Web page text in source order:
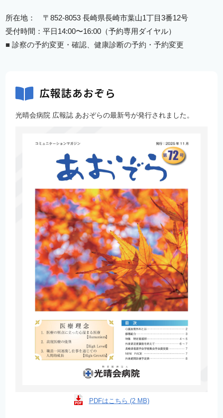
所在地： 〒852-8053 長崎県長崎市葉山1丁目3番12号
受付時間：平日14:00〜16:00（予約専用ダイヤル）
■ 診察の予約変更・確認、健康診断の予約・予約変更
広報誌あおぞら
光晴会病院 広報誌 あおぞらの最新号が発行されました。
PDFはこちら (2 MB)